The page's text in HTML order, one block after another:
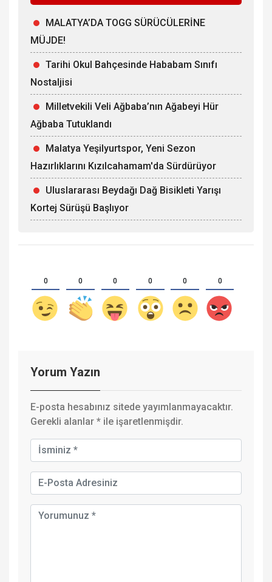
MALATYA’DA TOGG SÜRÜCÜLERİNE
MÜJDE!
Tarihi Okul Bahçesinde Hababam Sınıfı
Nostaljisi
Milletvekili Veli Ağbaba’nın Ağabeyi Hür
Ağbaba Tutuklandı
Malatya Yeşilyurtspor, Yeni Sezon
Hazırlıklarını Kızılcahamam'da Sürdürüyor
Uluslararası Beydağı Dağ Bisikleti Yarışı
Kortej Sürüşü Başlıyor
0 0 0 0 0 0
Yorum Yazın
E-posta hesabınız sitede yayımlanmayacaktır.
Gerekli alanlar * ile işaretlenmişdir.